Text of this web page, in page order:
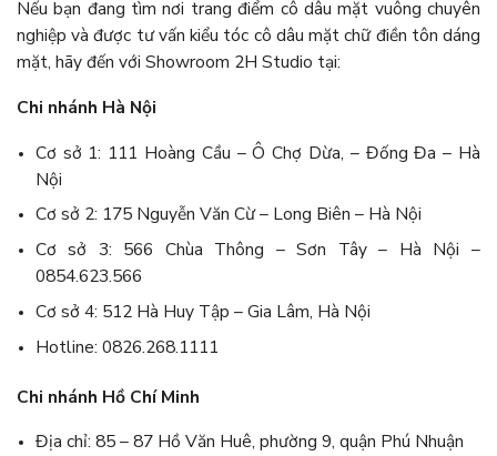
Nếu bạn đang tìm nơi trang điểm cô dâu mặt vuông chuyên
nghiệp và được tư vấn kiểu tóc cô dâu mặt chữ điền tôn dáng
mặt, hãy đến với Showroom 2H Studio tại:
Chi nhánh Hà Nội
Cơ sở 1: 111 Hoàng Cầu – Ô Chợ Dừa, – Đống Đa – Hà
Nội
Cơ sở 2: 175 Nguyễn Văn Cừ – Long Biên – Hà Nội
Cơ sở 3: 566 Chùa Thông – Sơn Tây – Hà Nội –
0854.623.566
Cơ sở 4: 512 Hà Huy Tập – Gia Lâm, Hà Nội
Hotline: 0826.268.1111
Chi nhánh Hồ Chí Minh
Địa chỉ: 85 – 87 Hồ Văn Huê, phường 9, quận Phú Nhuận